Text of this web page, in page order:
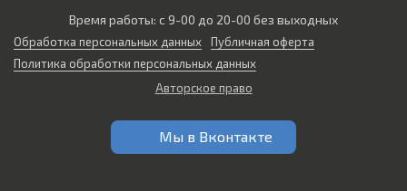
Время работы: с 9-00 до 20-00 без выходных
Обработка персональных данных
Публичная оферта
Политика обработки персональных данных
Авторское право
Мы в Вконтакте